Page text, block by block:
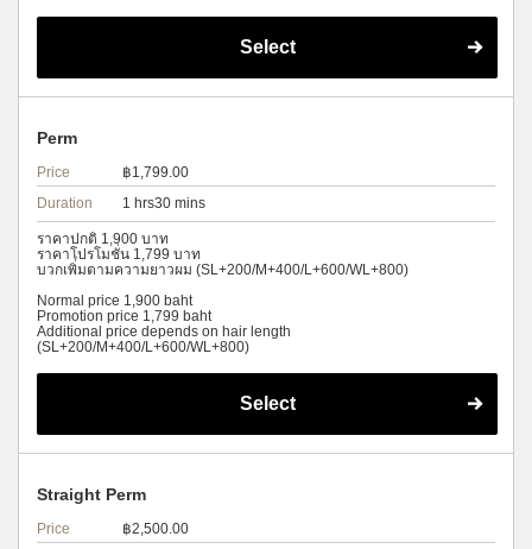
Select
Perm
Price
฿1,799.00
Duration
1 hrs30 mins
ราคาปกติ 1,900 บาท
ราคาโปรโมชั่น 1,799 บาท
บวกเพิ่มตามความยาวผม (SL+200/M+400/L+600/WL+800)
Normal price 1,900 baht
Promotion price 1,799 baht
Additional price depends on hair length
(SL+200/M+400/L+600/WL+800)
Select
Straight Perm
Price
฿2,500.00